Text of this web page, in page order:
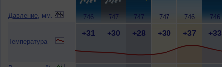
Давление, мм.
Температура
746
+31
747
+30
747
+28
747
+30
746
+37
746
+33